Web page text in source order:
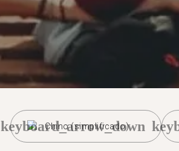
Chino (simplificado)
keyboard_arrow_down